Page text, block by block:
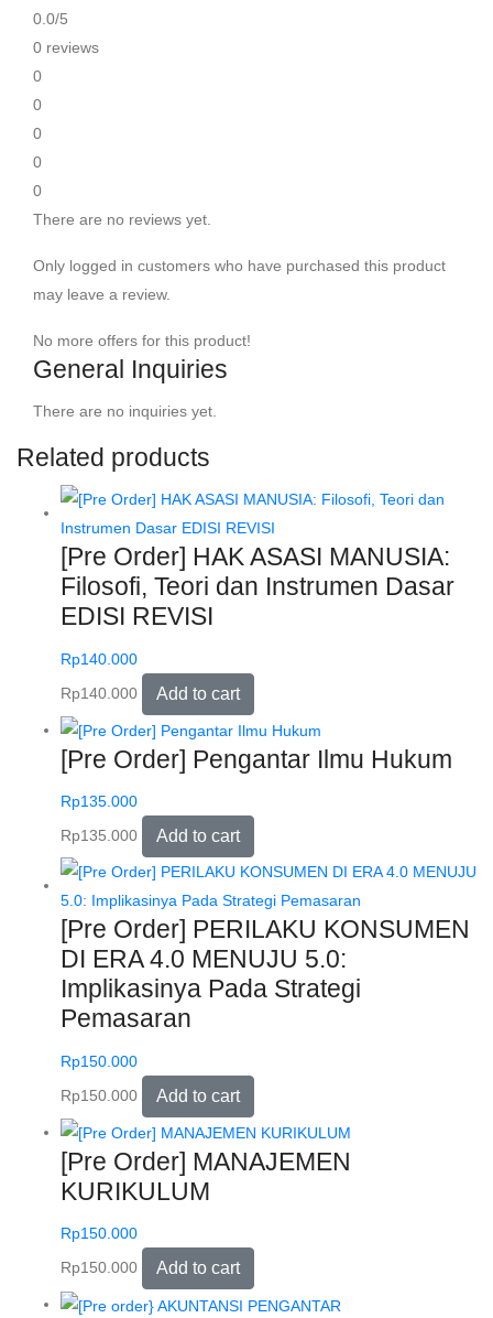
0.0/5
0 reviews
0
0
0
0
0
There are no reviews yet.
Only logged in customers who have purchased this product
may leave a review.
No more offers for this product!
General Inquiries
There are no inquiries yet.
Related products
[Pre Order] HAK ASASI MANUSIA:
Filosofi, Teori dan Instrumen Dasar
EDISI REVISI
Rp140.000
Rp140.000 Add to cart
[Pre Order] Pengantar Ilmu Hukum
Rp135.000
Rp135.000 Add to cart
[Pre Order] PERILAKU KONSUMEN
DI ERA 4.0 MENUJU 5.0:
Implikasinya Pada Strategi
Pemasaran
Rp150.000
Rp150.000 Add to cart
[Pre Order] MANAJEMEN
KURIKULUM
Rp150.000
Rp150.000 Add to cart